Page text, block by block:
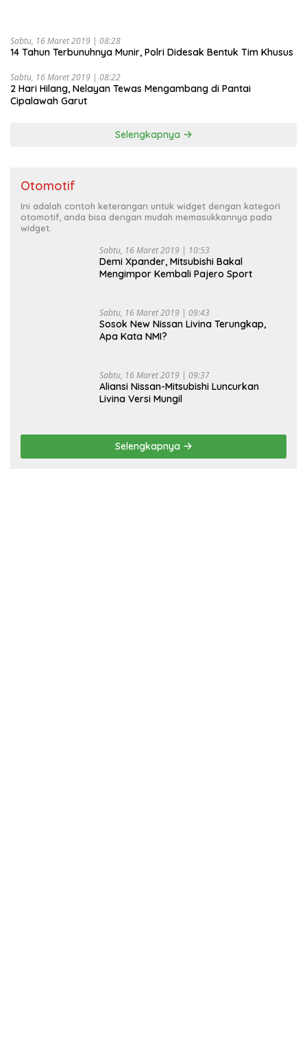
Sabtu, 16 Maret 2019 | 08:28
14 Tahun Terbunuhnya Munir, Polri Didesak Bentuk Tim Khusus
Sabtu, 16 Maret 2019 | 08:22
2 Hari Hilang, Nelayan Tewas Mengambang di Pantai
Cipalawah Garut
Selengkapnya
Otomotif
Ini adalah contoh keterangan untuk widget dengan kategori
otomotif, anda bisa dengan mudah memasukkannya pada
widget.
Sabtu, 16 Maret 2019 | 10:53
Demi Xpander, Mitsubishi Bakal
Mengimpor Kembali Pajero Sport
Sabtu, 16 Maret 2019 | 09:43
Sosok New Nissan Livina Terungkap,
Apa Kata NMI?
Sabtu, 16 Maret 2019 | 09:37
Aliansi Nissan-Mitsubishi Luncurkan
Livina Versi Mungil
Selengkapnya